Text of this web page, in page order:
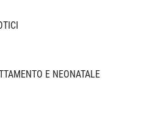
E NEONATALE